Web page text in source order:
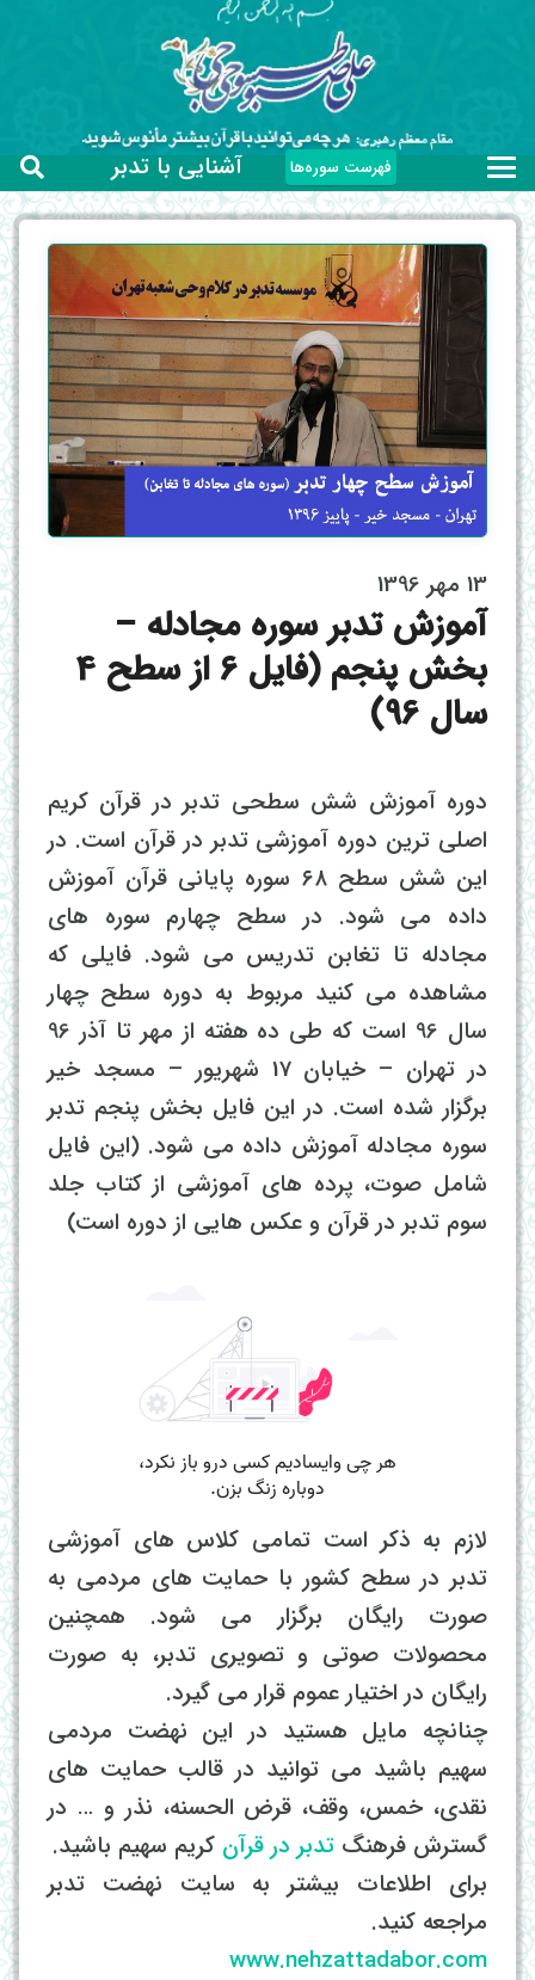
فهرست سوره‌ها آشنایی با تدبر
13 مهر 1396
آموزش تدبر سوره مجادله –
بخش پنجم (فایل 6 از سطح 4
سال 96)
دوره آموزش شش سطحی تدبر در قرآن کریم
اصلی ترین دوره آموزشی تدبر در قرآن است. در
این شش سطح ۶۸ سوره پایانی قرآن آموزش
داده می شود. در سطح چهارم سوره های
مجادله تا تغابن تدریس می شود. فایلی که
مشاهده می کنید مربوط به دوره سطح چهار
سال 96 است که طی ده هفته از مهر تا آذر 96
در تهران – خیابان 17 شهریور – مسجد خیر
برگزار شده است. در این فایل بخش پنجم تدبر
سوره مجادله آموزش داده می شود. (این فایل
شامل صوت، پرده های آموزشی از کتاب جلد
سوم تدبر در قرآن و عکس هایی از دوره است)
لازم به ذکر است تمامی کلاس های آموزشی
تدبر در سطح کشور با حمایت های مردمی به
صورت رایگان برگزار می شود. همچنین
محصولات صوتی و تصویری تدبر، به صورت
رایگان در اختیار عموم قرار می گیرد.
چنانچه مایل هستید در این نهضت مردمی
سهیم باشید می توانید در قالب حمایت های
نقدی، خمس، وقف، قرض الحسنه، نذر و … در
گسترش فرهنگ تدبر در قرآن کریم سهیم باشید.
برای اطلاعات بیشتر به سایت نهضت تدبر
مراجعه کنید.
www.nehzattadabor.com